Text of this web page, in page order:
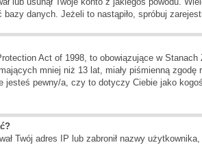
danych. Jeżeli to nastąpiło, spróbuj
Act of 1998, to obowiązujące w
mniej niż 13 lat, miały piśmienną
pewny/a, czy to dotyczy Ciebie jako
Twój adres IP lub zabronił nazwy